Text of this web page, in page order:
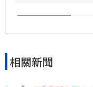
相關新聞